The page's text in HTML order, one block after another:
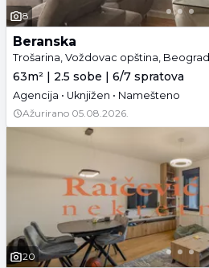
8
Beranska
Trošarina, Voždovac opština, Beograd
63m² | 2.5 sobe | 6/7 spratova
Agencija • Uknjižen • Namešteno
Ažurirano 05.08.2026.
20